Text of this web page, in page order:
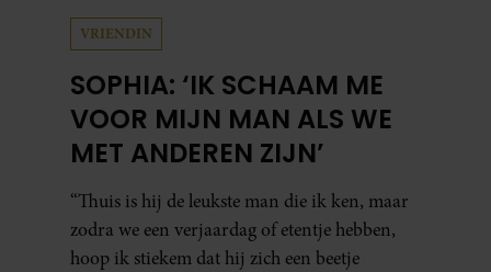
VRIENDIN
SOPHIA: ‘IK SCHAAM ME
VOOR MIJN MAN ALS WE
MET ANDEREN ZIJN’
“Thuis is hij de leukste man die ik ken, maar
zodra we een verjaardag of etentje hebben,
hoop ik stiekem dat hij zich een beetje